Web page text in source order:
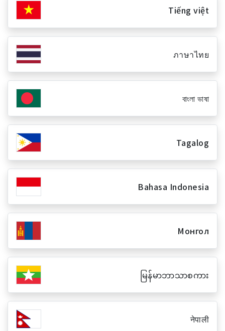
Tiếng việt
ภาษาไทย
বাংলা ভাষা
Tagalog
Bahasa Indonesia
Монгол
မြန်မာဘာသာစကား
नेपाली